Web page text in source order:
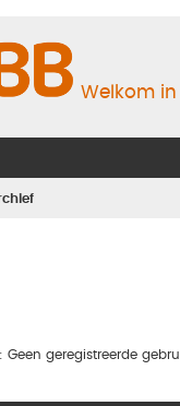
Welkom
geregistreerde